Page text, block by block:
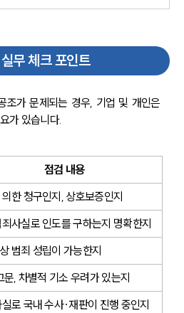
무 체크 포인트
조가 문제되는 경우, 기업 및 개인은
가 있습니다.
점검 내용
한 청구인지, 상호보증인지
사실로 인도를 구하는지 명확한지
범죄 성립이 가능한지
문, 차별적 기소 우려가 있는지
로 국내 수사·재판이 진행 중인지